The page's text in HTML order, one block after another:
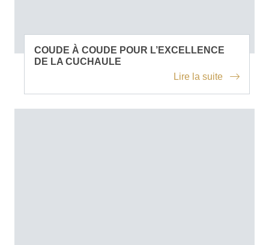
COUDE À COUDE POUR L’EXCELLENCE
DE LA CUCHAULE
Lire la suite